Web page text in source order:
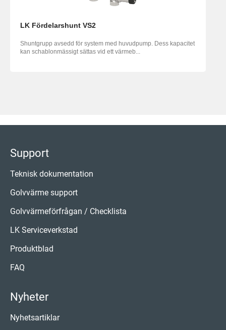
LK Fördelarshunt VS2
Shuntgrupp avsedd för system med huvudpump. Dess kapacitet
kan schablonmässigt sättas vid ett värmeb...
Support
Teknisk dokumentation
Golvvärme support
Golvvärmeförfrågan / Checklista
LK Serviceverkstad
Produktblad
FAQ
Nyheter
Nyhetsartiklar